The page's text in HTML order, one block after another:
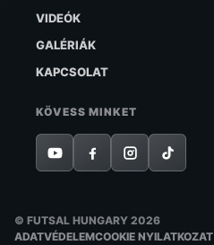
VIDEÓK
GALÉRIÁK
KAPCSOLAT
KÖVESS MINKET
© FUTSAL HUNGARY 2026
ADATVÉDELEMCOOKIE NYILATKOZAT